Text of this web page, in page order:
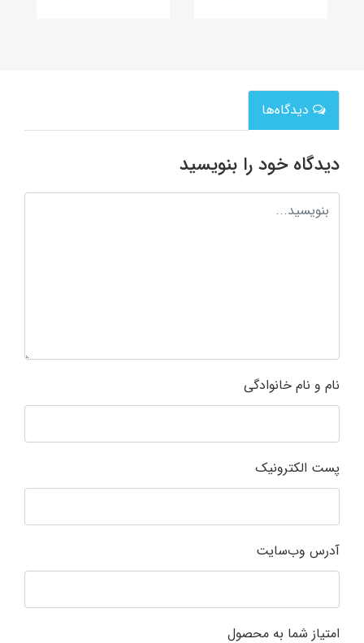
دیدگاه‌ها
دیدگاه خود را بنویسید
نام و نام خانوادگی
پست الکترونیک
آدرس وب‌سایت
امتیاز شما به محصول